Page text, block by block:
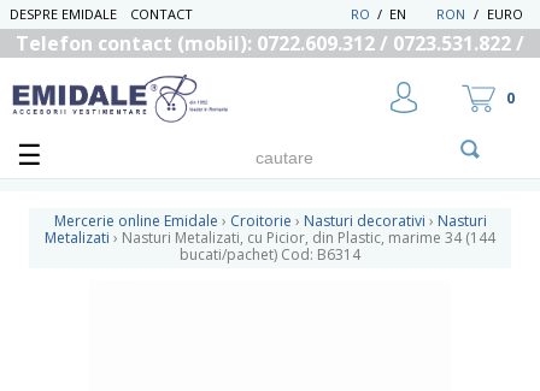
DESPRE EMIDALE CONTACT RON / EURO
EN
/
RO
Telefon contact (mobil): 0722.609.312 / 0723.531.822 /
0
Mercerie online Emidale › Croitorie › Nasturi decorativi › Nasturi
Metalizati › Nasturi Metalizati, cu Picior, din Plastic, marime 34 (144
bucati/pachet) Cod: B6314